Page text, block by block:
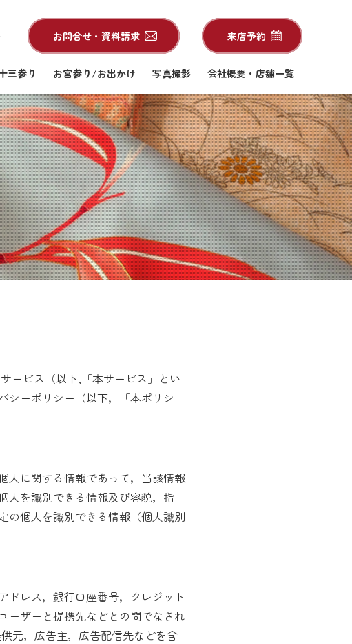
三参り お宮参り/お出かけ 写真撮影 会社概要・店舗一覧
お問合せ・資料請求 来店予約
ービス（以下,「本サービス」とい
シーポリシー（以下，「本ポリシ
人に関する情報であって，当該情報
人を識別できる情報及び容貌，指
の個人を識別できる情報（個人識別
ドレス，銀行口座番号，クレジット
ーザーと提携先などとの間でなされ
元，広告主，広告配信先などを含